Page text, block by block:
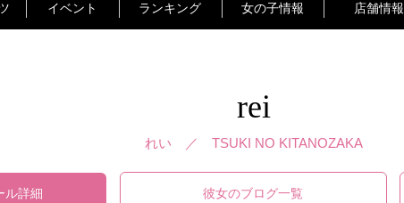
イベント ランキング 女の子情報 店舗情報
rei
れい ／ TSUKI NO KITANOZAKA
ル詳細 彼女のブログ一覧